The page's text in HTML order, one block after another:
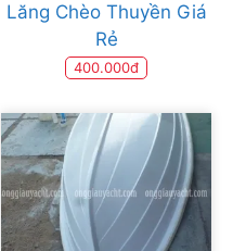
Lăng Chèo Thuyền Giá
Rẻ
400.000đ